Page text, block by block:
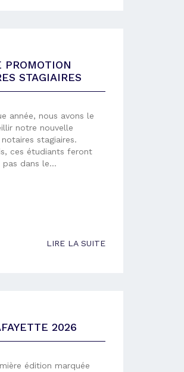
PROMOTION
STAGIAIRES
année, nous avons le
notre nouvelle
stagiaires.
ces étudiants feront
pas dans le…
LIRE LA SUITE
2026
édition marquée